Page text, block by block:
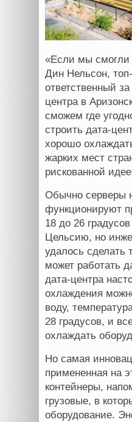
«Если мы смогли
Дин Нельсон,
ответственный
центра в
сможем где
строить дата-
хорошо
жарких мест
рискованной
Обычно серверы
функционируют
18 до 26
Цельсию, но
удалось сделать
может работать
дата-центра
охлаждения
воду,
28 градусов, и
охлаждать
Но самая
примененная на
контейнеры,
грузовые, в
оборудование.